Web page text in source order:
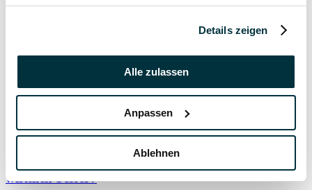
Details zeigen
Alle zulassen
Anpassen
Ablehnen
wichtig?
Hunde
5 August 2022
wirklich besser?